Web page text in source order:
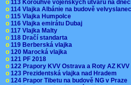
o 113 Korouhve vojenských útvarů na
o 114 Vlajka Albánie na budově
o 115 Vlajka Humpolce
o 116 Vlajka emirátu Dubaj
o 117 Vlajka Malty
o 118 Dračí standarta
o 119 Berberská vlajka
o 120 Marocká vlajka
o 121 PF 2018
o 122 Prapory KVV Ostrava a Roty AZ
o 123 Prezidentská vlajka nad Hradem
o 124 Prapor Tibetu na budově NG v Praze